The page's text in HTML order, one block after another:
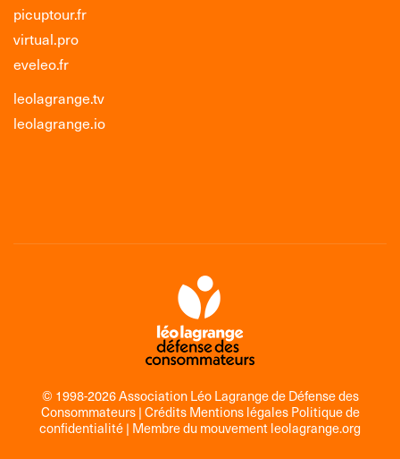
picuptour.fr
virtual.pro
eveleo.fr
leolagrange.tv
leolagrange.io
© 1998-2026 Association Léo Lagrange de Défense des
Consommateurs | Crédits Mentions légales Politique de
confidentialité | Membre du mouvement leolagrange.org